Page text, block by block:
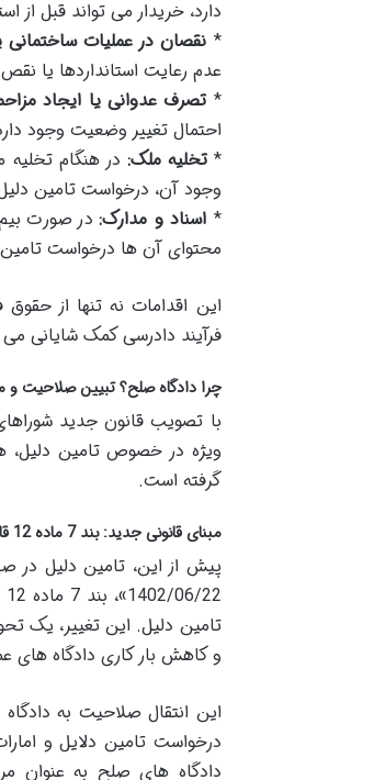
دارد، خریدار می تواند قبل از
* نقصان در عملیات ساختمانی
عدم رعایت استانداردها یا
* تصرف عدوانی یا ایجاد
احتمال تغییر وضعیت وجود
*تخلیه ملک: در هنگام
وجود آن، درخواست تامین
* اسناد و مدارک:در صورت بیم
محتوای آن ها درخواست
این اقدامات نه تنها از
فرآیند دادرسی کمک شایانی می
چرا دادگاه صلح؟ تبیین صلاحیت
ویژه در خصوص تامین
گرفته است.
مبنای قانونی جدید: بند 7 ماده 12 قانون شوراهای حل اختلاف مصوب 1402
پیش از این، تامین دلیل در
تامین دلیل. این تغییر، یک
و کاهش بار کاری دادگاه های
درخواست تامین دلایل و
دادگاه های صلح به عنوان